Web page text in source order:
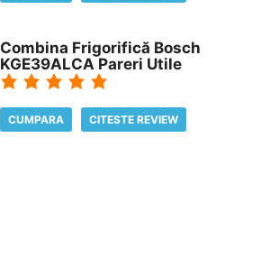
Combina Frigorifică Bosch
KGE39ALCA Pareri Utile
CUMPARA CITESTE REVIEW